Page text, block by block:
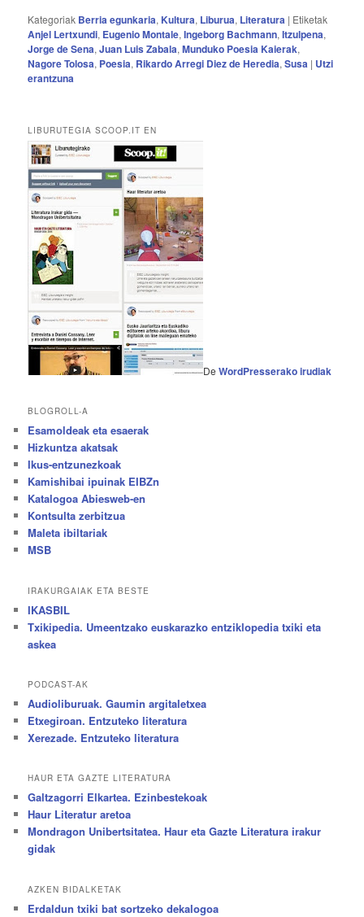
Kategoriak Berria egunkaria, Kultura, Liburua, Literatura | Etiketak
Anjel Lertxundi, Eugenio Montale,Ingeborg Bachmann,Itzulpena,
Jorge de Sena,Juan Luis Zabala,Munduko Poesia Kaierak,
Nagore Tolosa, Poesia, Rikardo Arregi Diez de Heredia,Susa | Utzi
erantzuna
LIBURUTEGIA SCOOP.IT EN
DeWordPresserako irudiak
BLOGROLL-A
Esamoldeak eta esaerak
Hizkuntza akatsak
Ikus-entzunezkoak
Kamishibai ipuinak EIBZn
Katalogoa Abiesweb-en
Kontsulta zerbitzua
Maleta ibiltariak
MSB
IRAKURGAIAK ETA BESTE
IKASBIL
Txikipedia. Umeentzako euskarazko entziklopedia txiki eta
askea
PODCAST-AK
Audioliburuak. Gaumin argitaletxea
Etxegiroan. Entzuteko literatura
Xerezade. Entzuteko literatura
HAUR ETA GAZTE LITERATURA
Galtzagorri Elkartea. Ezinbestekoak
Haur Literatur aretoa
Mondragon Unibertsitatea. Haur eta Gazte Literatura irakur
gidak
AZKEN BIDALKETAK
Erdaldun txiki bat sortzeko dekalogoa